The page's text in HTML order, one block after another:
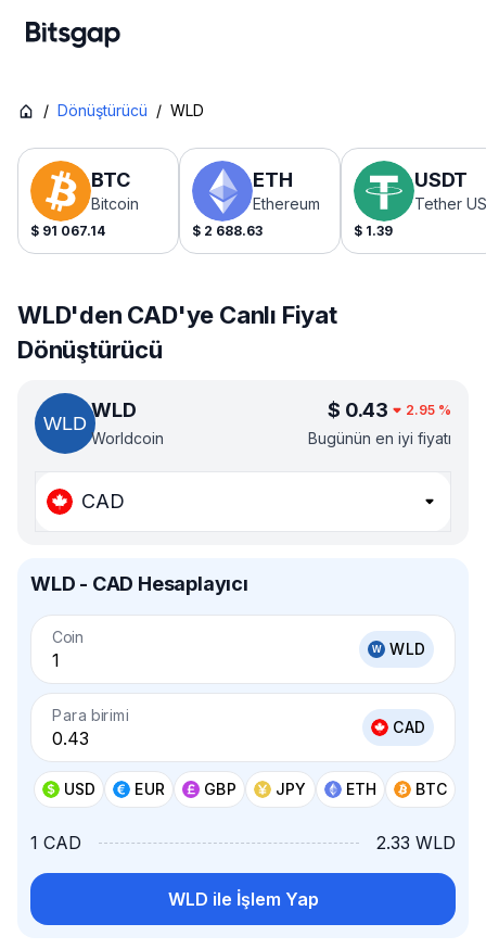
/ Dönüştürücü / WLD
BTC
Bitcoin
$ 91 067.14
ETH
Ethereum
$ 2 688.63
USDT
Tether
$ 1.39
WLD'den CAD'ye Canlı Fiyat
Dönüştürücü
WLD
Worldcoin
$ 0.43 2.95 %
Bugünün en iyi fiyatı
CAD
WLD - CAD Hesaplayıcı
Coin
WLD
Para birimi
CAD
USD EUR GBP JPY ETH BTC
1 CAD 2.33 WLD
WLD ile İşlem Yap